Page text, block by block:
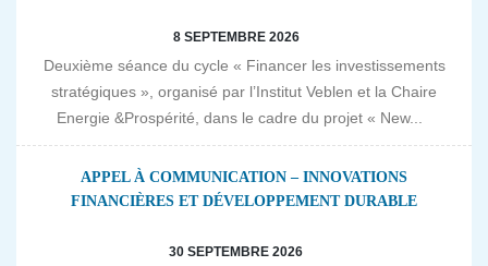
8 SEPTEMBRE 2026
Deuxième séance du cycle « Financer les investissements
stratégiques », organisé par l’Institut Veblen et la Chaire
Energie &Prospérité, dans le cadre du projet « New...
APPEL À COMMUNICATION – INNOVATIONS
FINANCIÈRES ET DÉVELOPPEMENT DURABLE
30 SEPTEMBRE 2026